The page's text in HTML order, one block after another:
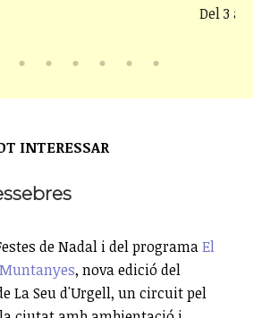
Del 3 a 8
INTERESSAR
de Nadal i del programaEl
, nova edició del
La Seu d'Urgell, un circuit pel